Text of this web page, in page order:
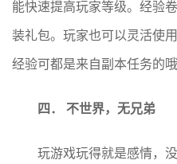
能快速提高玩家等级。经验
装礼包。玩家也可以灵活使
经验可都是来自副本任务的哦
四． 不世界，无兄弟
玩游戏玩得就是感情，